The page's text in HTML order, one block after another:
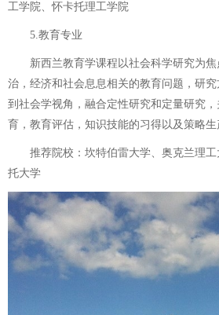
工学院、怀卡托理工学院
5.教育专业
新西兰教育学课程以社会科学研究为焦
治，经济和社会息息相关的教育问题，研
到社会学视角，融合定性研究和定量研究
育，教育评估，知识技能的习得以及策略生
推荐院校：坎特伯雷大学、奥克兰理工
托大学